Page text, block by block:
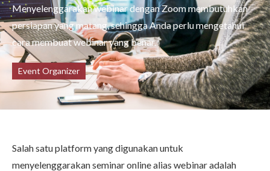
Menyelenggarakan webinar dengan Zoom membutuhkan
persiapan yang matang, sehingga Anda perlu mengetahui
cara membuat webinar yang benar.
Event Organizer
Salah satu platform yang digunakan untuk
menyelenggarakan seminar online alias webinar adalah